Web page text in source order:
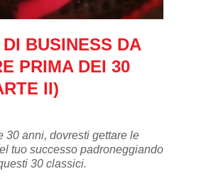
BUSINESS DA
PRIMA DEI 30
II)
30 anni, dovresti gettare le
tuo successo padroneggiando
30 classici.